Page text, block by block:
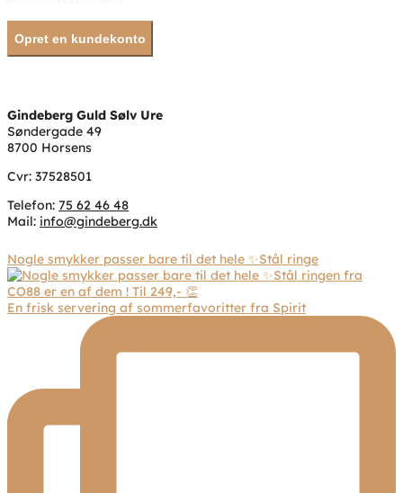
Opret en kundekonto
Gindeberg Guld Sølv Ure
Søndergade 49
8700 Horsens
Cvr: 37528501
Telefon: 75 62 46 48
Mail: info@gindeberg.dk
Nogle smykker passer bare til det hele ✨Stål ringe
En frisk servering af sommerfavoritter fra Spirit